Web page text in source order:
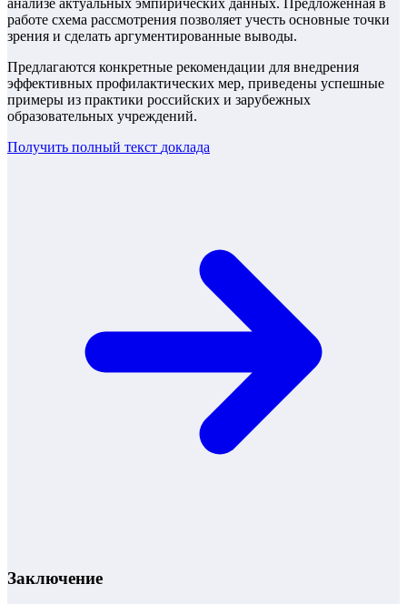
работе схема рассмотрения позволяет учесть основные точки
зрения и сделать аргументированные выводы.
Предлагаются конкретные рекомендации для внедрения
эффективных профилактических мер, приведены успешные
примеры из практики российских и зарубежных
образовательных учреждений.
Получить полный текст доклада
Заключение